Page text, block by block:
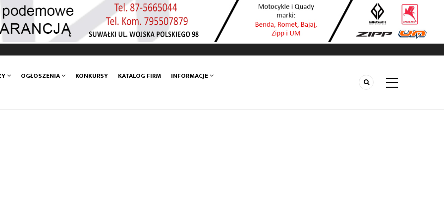
OGŁOSZENIA KONKURSY KATALOG FIRM INFORMACJE